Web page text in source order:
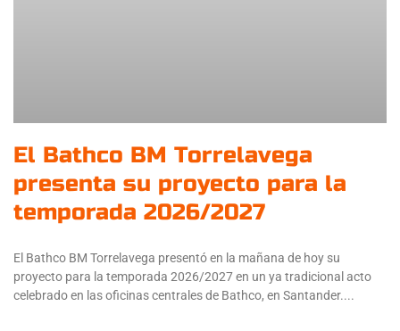
El Bathco BM Torrelavega
presenta su proyecto para la
temporada 2026/2027
El Bathco BM Torrelavega presentó en la mañana de hoy su
proyecto para la temporada 2026/2027 en un ya tradicional acto
celebrado en las oficinas centrales de Bathco, en Santander.